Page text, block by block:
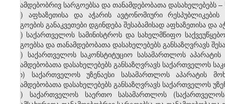
თანამდებობრივ სარგოებსა და თანამდებობათა
ე) აფხაზეთისა და აჭარის ავტონომიური
სარგოების განაკვეთები დგინდება შესაბამისად აფხაზეთისა
ვ) საქართველოს სამინისტროს და სახელმწიფო
სარგოებსა და თანამდებობათა დასახელებებს განსაზღვრავს
ზ) საქართველოს საკონსტიტუციო სასამართლოს
თანამდებობათა დასახელებებს განსაზღვრავს საქართველოს
თ) საქართველოს უზენაესი სასამართლოს აპარატის
თანამდებობათა დასახელებებს განსაზღვრავს საქართველოს
ი) საქართველოს საერთო სასამართლოს